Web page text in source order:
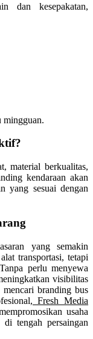
dan kesepakatan,
mingguan.
material berkualitas,
kendaraan akan
yang sesuai dengan
yang semakin
transportasi, tetapi
perlu menyewa
visibilitas
branding bus
, Fresh Media
usaha
tengah persaingan